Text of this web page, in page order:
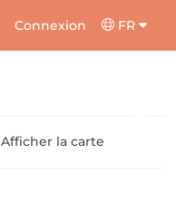
Connexion FR
Afficher la carte